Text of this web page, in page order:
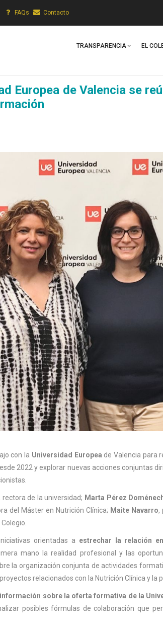
FAQs Contacto
Navigation
TRANSPARENCIA EL
Europea de Valencia se
con la Universidad Europea de Valencia para
2022 y explorar nuevas acciones conjuntas
rectora de la universidad; Marta Pérez
del Máster en Nutrición Clínica; Maite Navarro,
orientadas a estrechar la relación
mano la realidad profesional y las
la organización conjunta de actividades
relacionados con la Nutrición Clínica y la
sobre la oferta formativa de la
posibles fórmulas de colaboración que